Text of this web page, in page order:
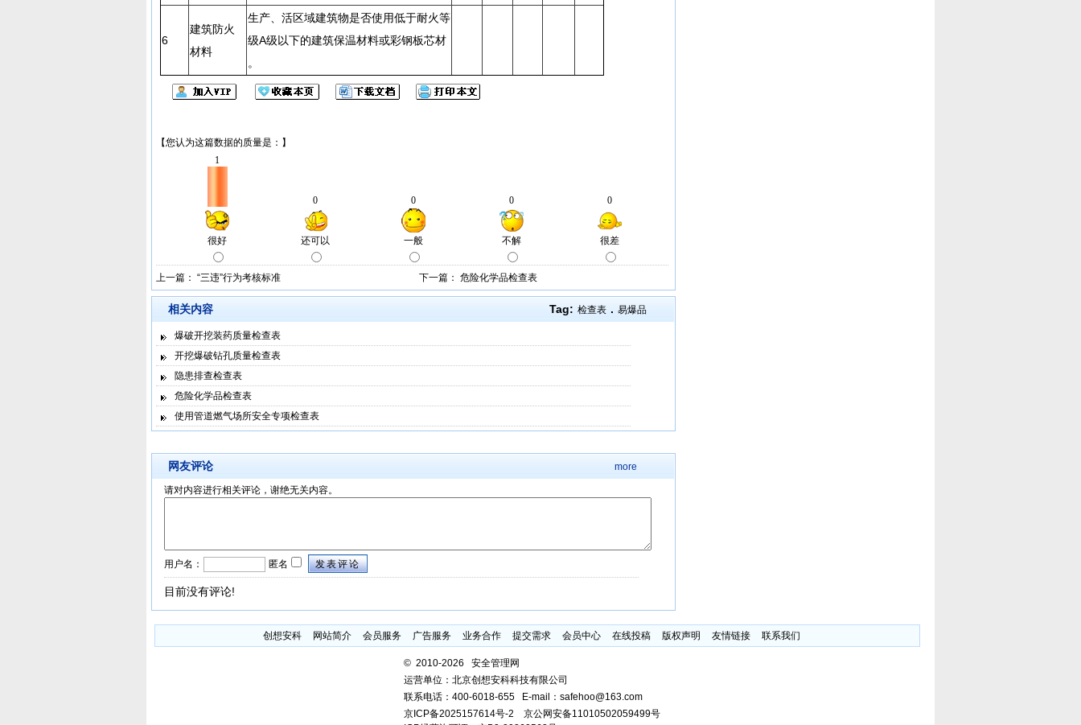
6
建筑防火
材料
生产、活区域建筑物是否使用低于耐火等
级A级以下的建筑保温材料或彩钢板芯材
。
下一篇： 危险化学品检查表
上一篇： “三违”行为考核标准
Tag: 检查表 . 易爆品
相关内容
爆破开挖装药质量检查表
开挖爆破钻孔质量检查表
隐患排查检查表
危险化学品检查表
使用管道燃气场所安全专项检查表
网友评论 more
请对内容进行相关评论，谢绝无关内容。
用户名： 匿名 发表评论
目前没有评论!
创想安科 网站简介 会员服务 广告服务 业务合作 提交需求 会员中心 在线投稿 版权声明 友情链接 联系我们
© 2010-2026 安全管理网
运营单位：北京创想安科科技有限公司
联系电话： 400-6018-655 E-mail：safehoo@163.com
京ICP备2025157614号-2
京公网安备11010502059499号